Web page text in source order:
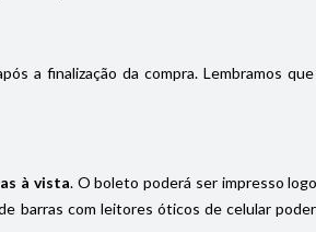
a finalização da compra. Lembramos
à vista. O boleto poderá ser impresso
barras com leitores óticos de celular